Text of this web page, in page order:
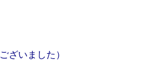
ざいました）